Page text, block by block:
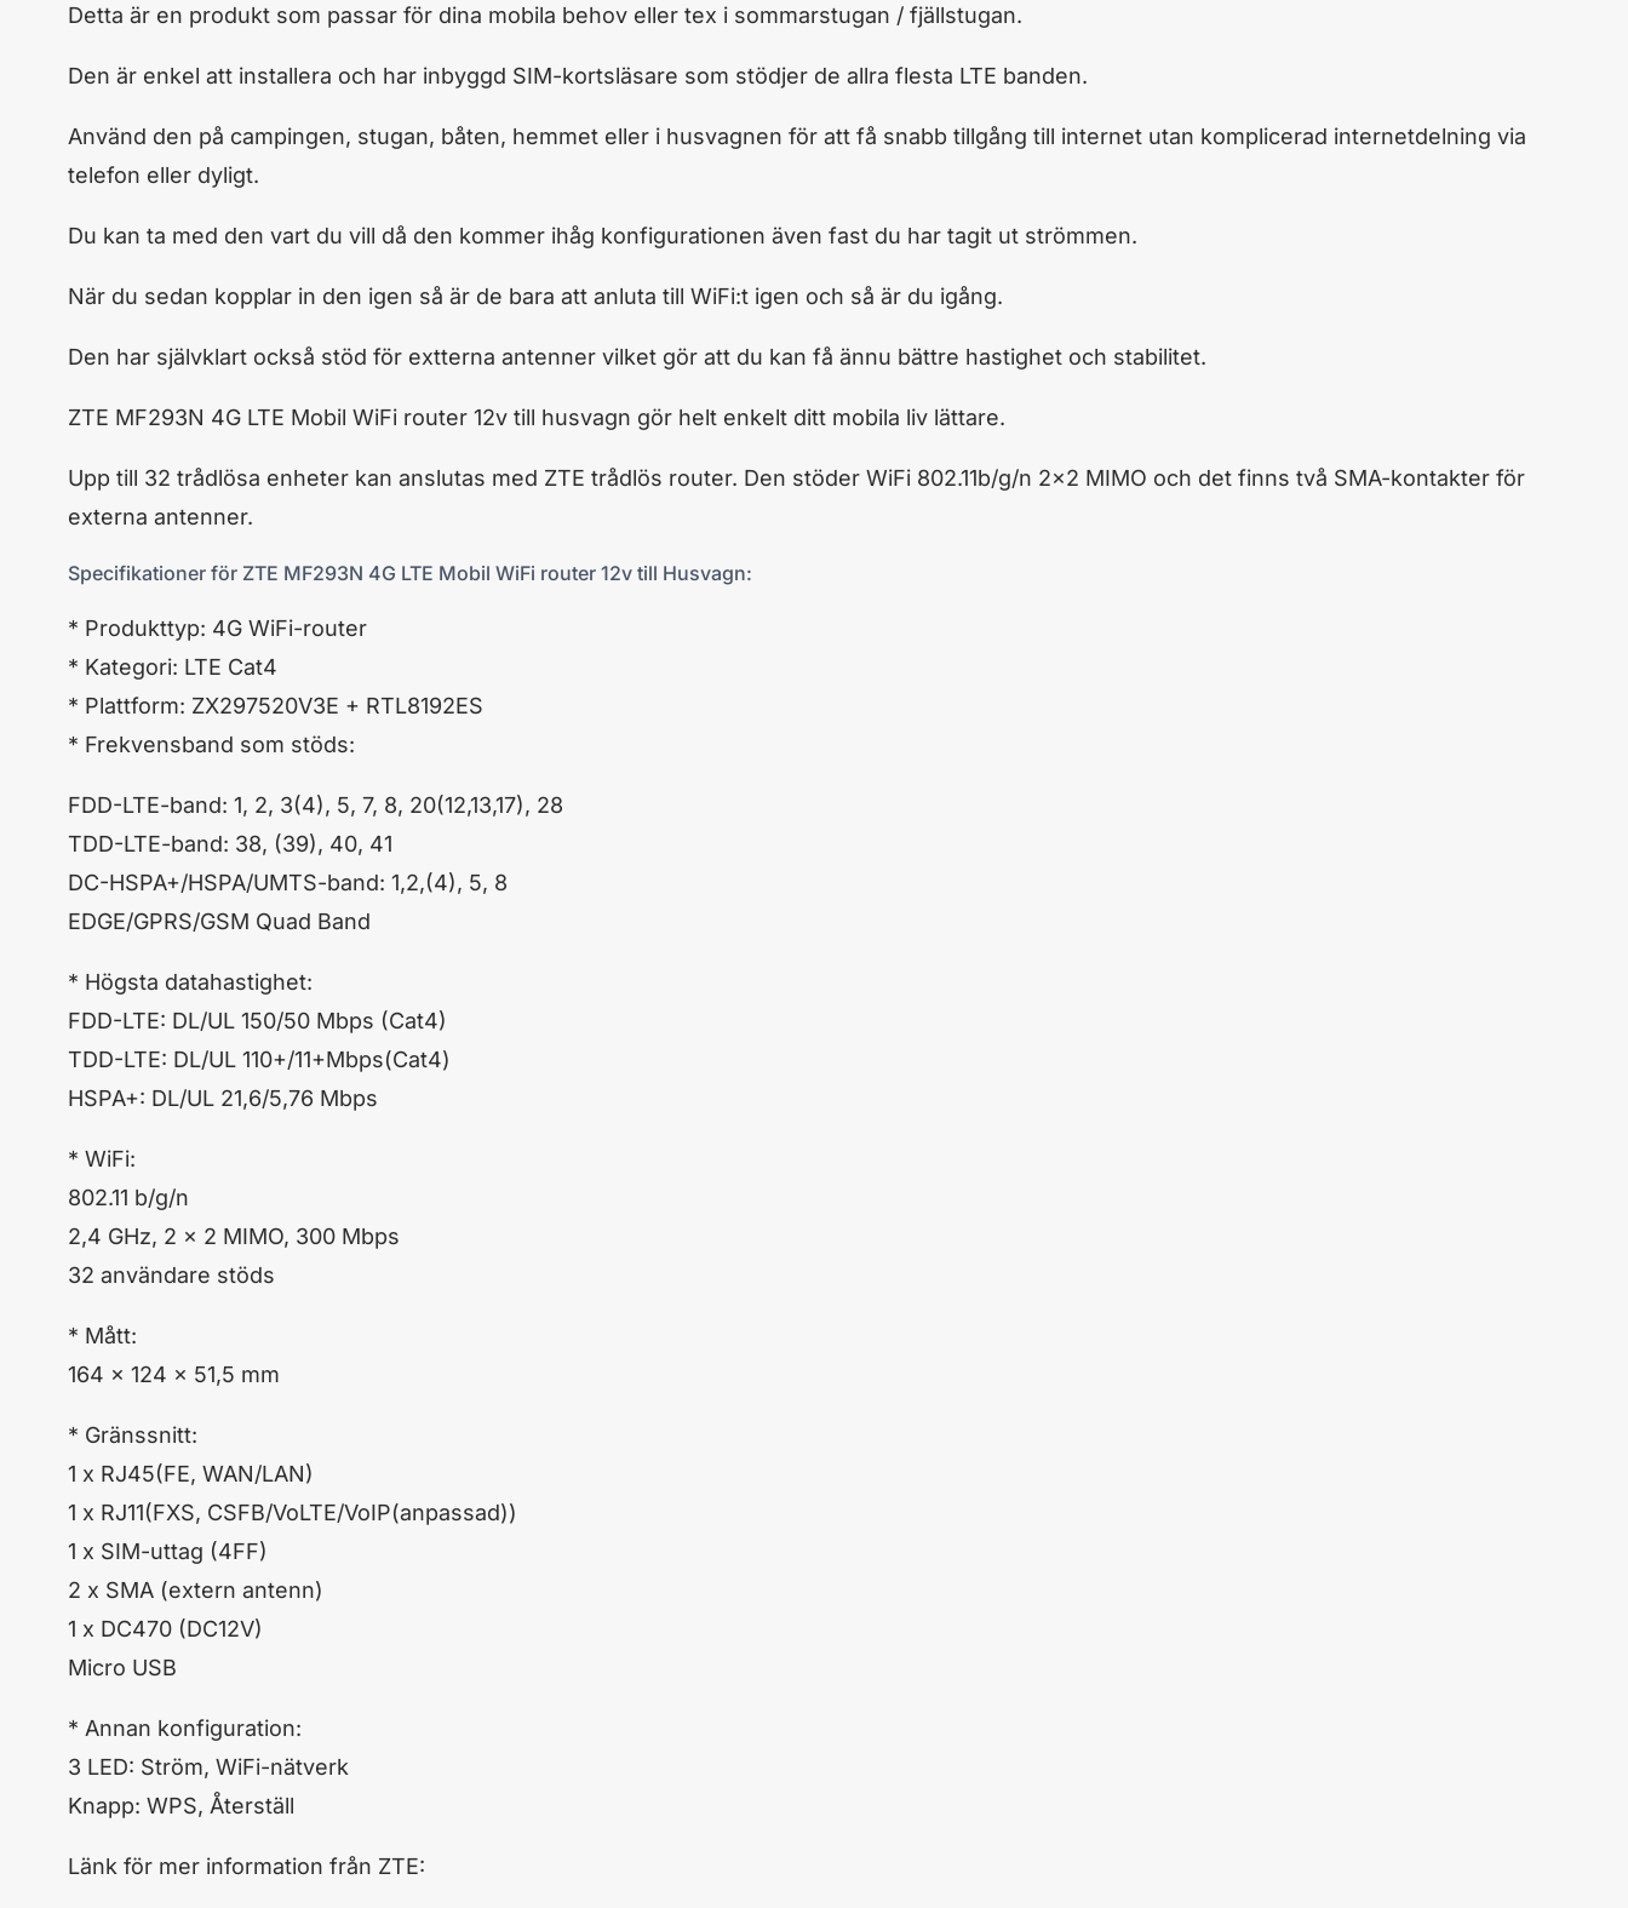
Detta är en produkt som passar för dina mobila behov eller tex i sommarstugan / fjällstugan.
Den är enkel att installera och har inbyggd SIM-kortsläsare som stödjer de allra flesta LTE banden.
Använd den på campingen, stugan, båten, hemmet eller i husvagnen för att få snabb tillgång till internet utan komplicerad internetdelning via
telefon eller dyligt.
Du kan ta med den vart du vill då den kommer ihåg konfigurationen även fast du har tagit ut strömmen.
När du sedan kopplar in den igen så är de bara att anluta till WiFi:t igen och så är du igång.
Den har självklart också stöd för extterna antenner vilket gör att du kan få ännu bättre hastighet och stabilitet.
ZTE MF293N 4G LTE Mobil WiFi router 12v till husvagn gör helt enkelt ditt mobila liv lättare.
Upp till 32 trådlösa enheter kan anslutas med ZTE trådlös router. Den stöder WiFi 802.11b/g/n 2×2 MIMO och det finns två SMA-kontakter för
externa antenner.
Specifikationer för ZTE MF293N 4G LTE Mobil WiFi router 12v till Husvagn:
* Produkttyp: 4G WiFi-router
* Kategori: LTE Cat4
* Plattform: ZX297520V3E + RTL8192ES
* Frekvensband som stöds:
FDD-LTE-band: 1, 2, 3(4), 5, 7, 8, 20(12,13,17), 28
TDD-LTE-band: 38, (39), 40, 41
DC-HSPA+/HSPA/UMTS-band: 1,2,(4), 5, 8
EDGE/GPRS/GSM Quad Band
* Högsta datahastighet:
FDD-LTE: DL/UL 150/50 Mbps (Cat4)
TDD-LTE: DL/UL 110+/11+Mbps(Cat4)
HSPA+: DL/UL 21,6/5,76 Mbps
* WiFi:
802.11 b/g/n
2,4 GHz, 2 x 2 MIMO, 300 Mbps
32 användare stöds
* Mått:
164 x 124 x 51,5 mm
* Gränssnitt:
1 x RJ45(FE, WAN/LAN)
1 x RJ11(FXS, CSFB/VoLTE/VoIP(anpassad))
1 x SIM-uttag (4FF)
2 x SMA (extern antenn)
1 x DC470 (DC12V)
Micro USB
* Annan konfiguration:
3 LED: Ström, WiFi-nätverk
Knapp: WPS, Återställ
Länk för mer information från ZTE: